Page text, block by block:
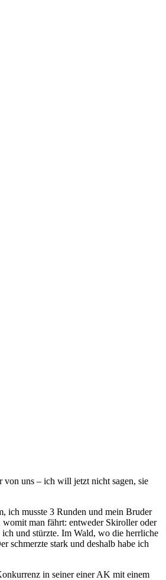
von uns – ich will jetzt nicht sagen, sie
ich musste 3 Runden und mein Bruder
womit man fährt: entweder Skiroller oder
und stürzte. Im Wald, wo die herrliche
schmerzte stark und deshalb habe ich
in seiner einer AK mit einem